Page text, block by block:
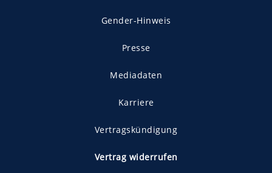
Gender-Hinweis
Presse
Mediadaten
Karriere
Vertragskündigung
Vertrag widerrufen